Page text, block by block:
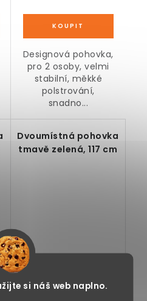
si náš web naplno.
Designová pohovka,
pro 2 osoby, velmi
stabilní, měkké
polstrování,
snadno...
Dvoumístná pohovka
tmavě zelená, 117 cm